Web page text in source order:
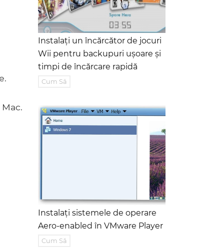
Instalați un încărcător de jocuri
Wii pentru backupuri ușoare și
timpi de încărcare rapidă
Cum Să
Instalați sistemele de operare
Aero-enabled în VMware Player
Cum Să